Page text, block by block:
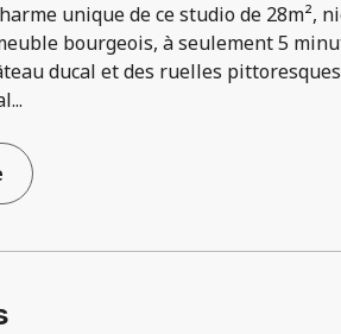
unique de ce studio de 28m²,
bourgeois, à seulement 5
ducal et des ruelles
...